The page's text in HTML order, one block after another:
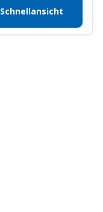
Schnellansicht